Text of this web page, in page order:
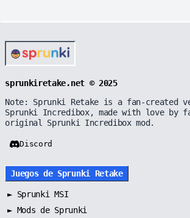
sprunkiretake.net © 2025
Note: Sprunki Retake is a fan-created
Sprunki Incredibox, made with love by
original Sprunki Incredibox mod.
Discord
Juegos de Sprunki Retake
► Sprunki MSI
► Mods de Sprunki